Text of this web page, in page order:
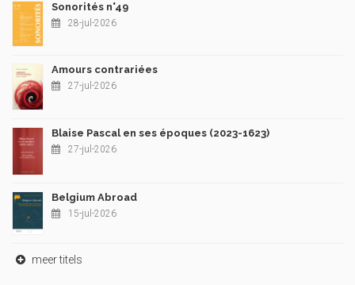
Sonorités n°49
28-jul-2026
Amours contrariées
27-jul-2026
Blaise Pascal en ses époques (2023-1623)
27-jul-2026
Belgium Abroad
15-jul-2026
meer titels